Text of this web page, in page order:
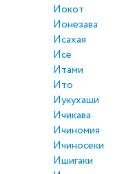
Иокот
Ионезава
Исахая
Исе
Итами
Ито
Иукухаши
Ичикава
Ичиномия
Ичиносеки
Ишигаки